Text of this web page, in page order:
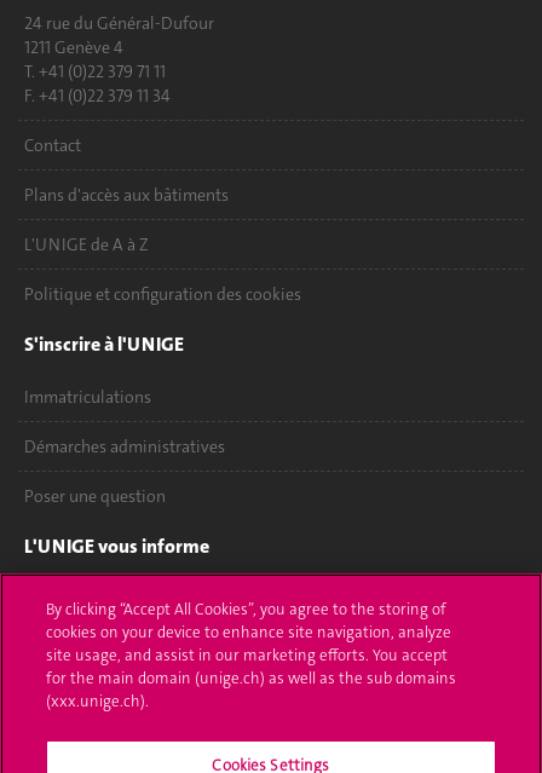
24 rue du Général-Dufour
1211 Genève 4
T. +41 (0)22 379 71 11
F. +41 (0)22 379 11 34
Contact
Plans d'accès aux bâtiments
L'UNIGE de A à Z
Politique et configuration des cookies
S'inscrire à l'UNIGE
Immatriculations
Démarches administratives
Poser une question
L'UNIGE vous informe
UNIGE Mobile
Médias
Offres d'emploi
Bibliothèque
By clicking “Accept All Cookies”, you agree to the storing of
cookies on your device to enhance site navigation, analyze
site usage, and assist in our marketing efforts. You accept
for the main domain (unige.ch) as well as the sub domains
(xxx.unige.ch).
Cookies Settings